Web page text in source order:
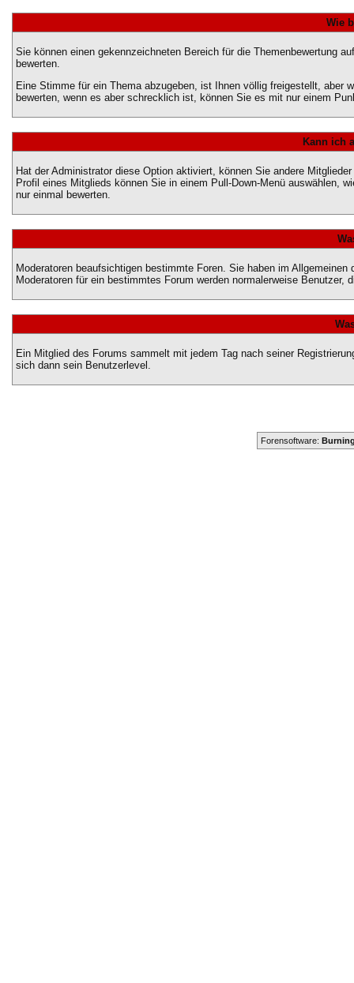
Wie
Sie können einen gekennzeichneten Bereich für die Themenbewertung
bewerten.
Eine Stimme für ein Thema abzugeben, ist Ihnen völlig freigestellt,
bewerten, wenn es aber schrecklich ist, können Sie es mit nur einem
Kann ich
Hat der Administrator diese Option aktiviert, können Sie andere
Profil eines Mitglieds können Sie in einem Pull-Down-Menü auswählen,
nur einmal bewerten.
Moderatoren beaufsichtigen bestimmte Foren. Sie haben im
Moderatoren für ein bestimmtes Forum werden normalerweise
Ein Mitglied des Forums sammelt mit jedem Tag nach seiner
sich dann sein Benutzerlevel.
Forensoftware: